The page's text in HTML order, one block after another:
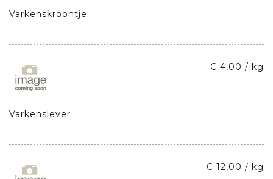
Varkenskroontje
Varkenslever
€ 4,00 / kg
€ 12,00 / kg